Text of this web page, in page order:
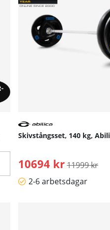
Skivstångsset, 140 kg,
10694 kr Ordinarie
11999 kr
2-6 arbetsdagar